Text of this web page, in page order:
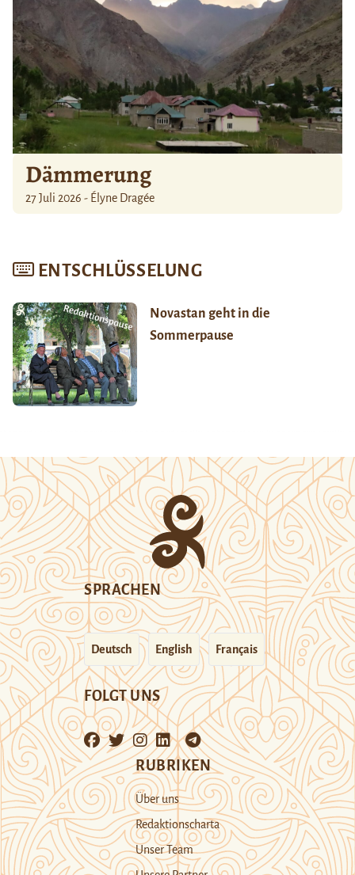
Dämmerung
27 Juli 2026 - Élyne Dragée
ENTSCHLÜSSELUNG
Novastan geht in die
Sommerpause
SPRACHEN
Deutsch English Français
FOLGT UNS
RUBRIKEN
Über uns
Redaktionscharta
Unser Team